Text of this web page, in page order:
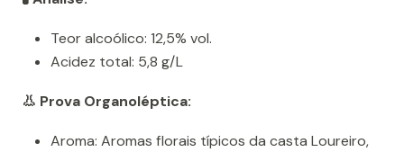
Teor alcoólico: 12,5% vol.
Acidez total: 5,8 g/L
👃 Prova Organoléptica:
Aroma: Aromas florais típicos da casta Loureiro,